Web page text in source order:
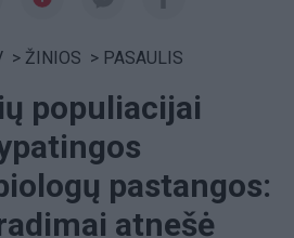
> ŽINIOS > PASAULIS
populiacijai
pastangos:
atnešė